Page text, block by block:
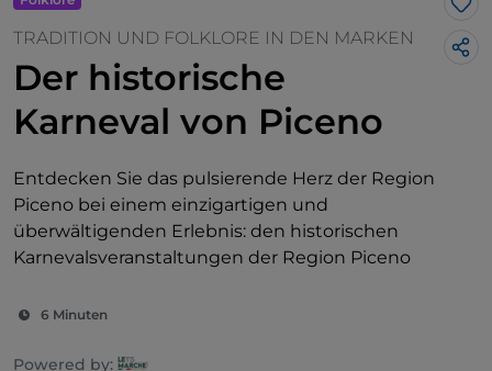
TRADITION UND FOLKLORE IN DEN MARKEN
Der historische
Karneval von Piceno
Entdecken Sie das pulsierende Herz der Region
Piceno bei einem einzigartigen und
überwältigenden Erlebnis: den historischen
Karnevalsveranstaltungen der Region Piceno
6 Minuten
Powered by: